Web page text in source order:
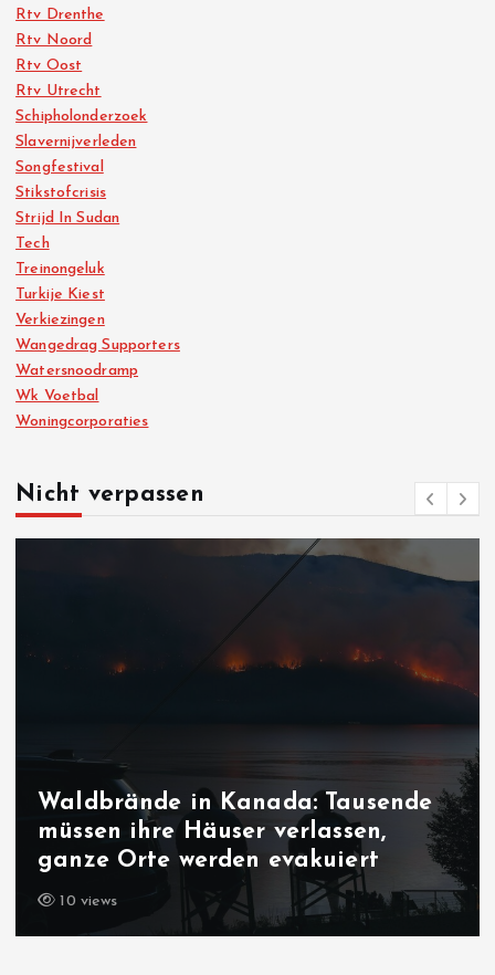
Rtv Drenthe
Rtv Noord
Rtv Oost
Rtv Utrecht
Schipholonderzoek
Slavernijverleden
Songfestival
Stikstofcrisis
Strijd In Sudan
Tech
Treinongeluk
Turkije Kiest
Verkiezingen
Wangedrag Supporters
Watersnoodramp
Wk Voetbal
Woningcorporaties
Nicht verpassen
Waldbrände in Kanada: Tausende
müssen ihre Häuser verlassen,
ganze Orte werden evakuiert
10 views